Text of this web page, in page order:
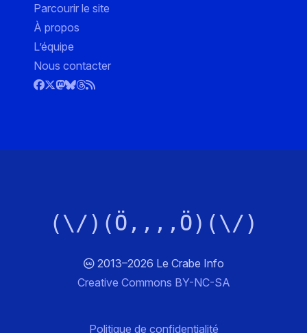
Parcourir le site
À propos
L’équipe
Nous contacter
(\/)(Ö,,,,Ö)(\/)
2013–2026 Le Crabe Info
Creative Commons BY-NC-SA
Politique de confidentialité